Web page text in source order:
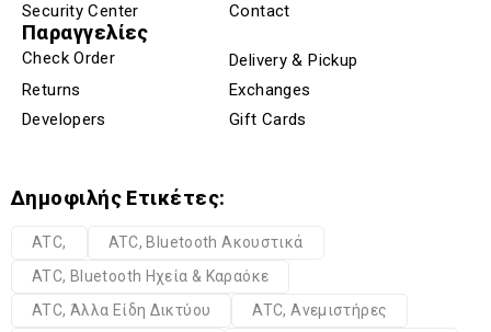
Security Center
Contact
Παραγγελίες
Check Order
Delivery & Pickup
Returns
Exchanges
Developers
Gift Cards
Δημοφιλής Ετικέτες:
ATC,
ATC, Bluetooth Ακουστικά
ATC, Bluetooth Ηχεία & Καραόκε
ATC, Άλλα Είδη Δικτύου
ATC, Ανεμιστήρες